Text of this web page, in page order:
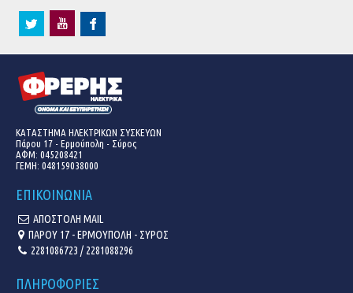
ΚΑΤΑΣΤΗΜΑ ΗΛΕΚΤΡΙΚΩΝ ΣΥΣΚΕΥΩΝ
Πάρου 17 - Ερμούπολη - Σύρος
ΑΦΜ: 045208421
ΓΕΜΗ: 048159038000
ΕΠΙΚΟΙΝΩΝΙΑ
ΑΠΟΣΤΟΛΗ MAIL
ΠΑΡΟΥ 17 - ΕΡΜΟΥΠΟΛΗ - ΣΥΡΟΣ
2281086723 / 2281088296
ΠΛΗΡΟΦΟΡΙΕΣ